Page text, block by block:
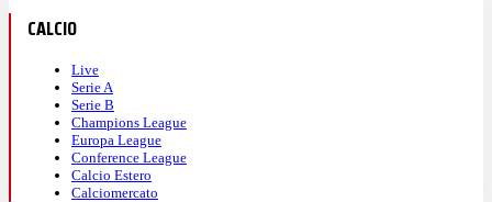
CALCIO
Live
Serie A
Serie B
Champions League
Europa League
Conference League
Calcio Estero
Calciomercato